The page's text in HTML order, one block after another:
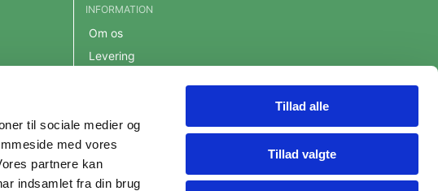
til sociale medier og
med vores
partnere kan
indsamlet fra din brug
Tillad alle
Tillad valgte
INFORMATION
Om os
Levering
Persondatapolitik
Fortrydelsesret